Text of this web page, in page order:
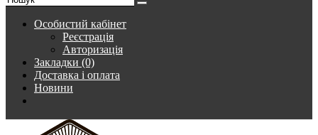
Особистий кабінет
Реєстрація
Авторизація
Закладки (0)
Доставка і оплата
Новини